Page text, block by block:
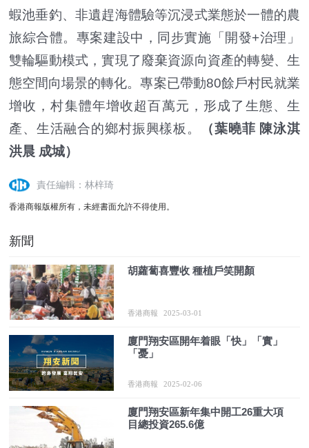
蝦池垂釣、非遺趕海體驗等沉浸式業態於一體的農
旅綜合體。專案建設中，同步實施「開發+治理」
雙輪驅動模式，實現了廢棄資源向資產的轉變、生
態空間向場景的轉化。專案已帶動80餘戶村民就業
增收，村集體年增收超百萬元，形成了生態、生
產、生活融合的鄉村振興樣板。
（葉曉菲 陳泳淇
洪晨 成城）
責任編輯：林梓琦
香港商報版權所有，未經書面允許不得使用。
新聞
胡蘿蔔喜豐收 種植戶笑開顏
香港商報 2025-03-01
廈門翔安區開年着眼「快」「實」
「憂」
香港商報 2025-02-06
廈門翔安區新年集中開工26重大項
目總投資265.6億